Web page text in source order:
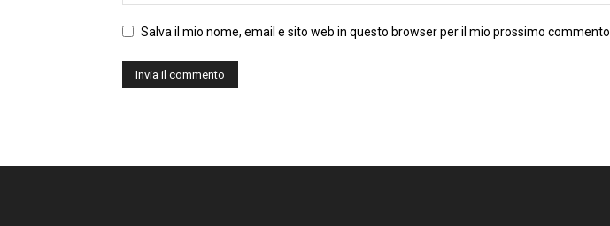
Salva il mio nome, email e sito web in questo browser per il mio prossimo commento.